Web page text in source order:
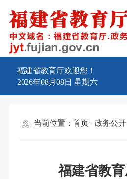
福建省教育厅欢迎您！
2026年08月08日 星期六
当前位置：首页 政务公开
福建省教